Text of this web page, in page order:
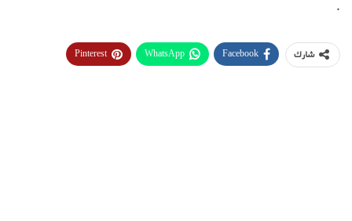
.
شارك Facebook
WhatsApp
Pinterest